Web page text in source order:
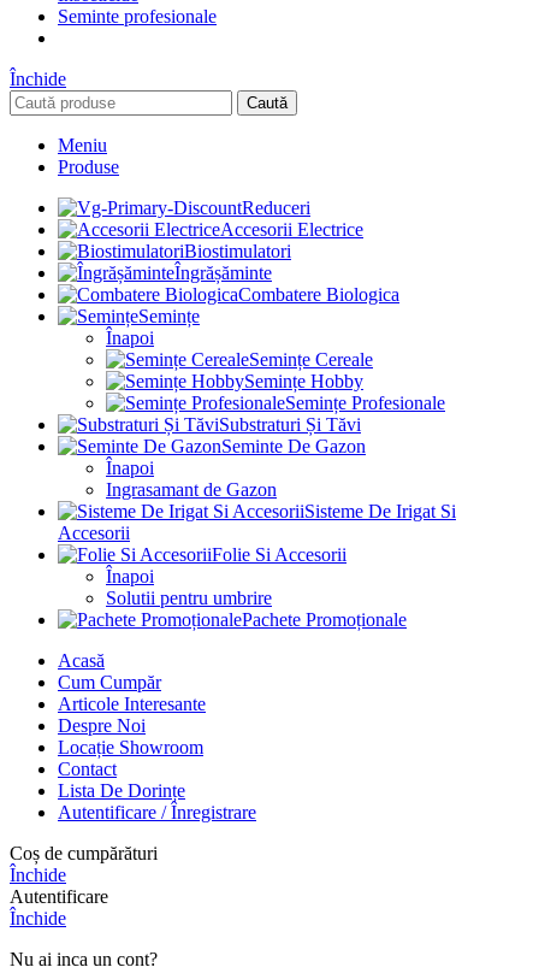
Seminte profesionale
Închide
Caută
Meniu
Produse
Reduceri
Accesorii Electrice
Biostimulatori
Îngrășăminte
Combatere Biologica
Semințe
Înapoi
Semințe Cereale
Semințe Hobby
Semințe Profesionale
Substraturi Și Tăvi
Seminte De Gazon
Înapoi
Ingrasamant de Gazon
Sisteme De Irigat Si
Accesorii
Folie Si Accesorii
Înapoi
Solutii pentru umbrire
Pachete Promoționale
Acasă
Cum Cumpăr
Articole Interesante
Despre Noi
Locație Showroom
Contact
Lista De Dorințe
Autentificare / Înregistrare
Coș de cumpărături
Închide
Autentificare
Închide
Nu ai inca un cont?